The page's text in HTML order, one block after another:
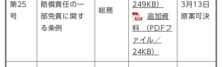
第25
号
賠償責任の一
部免責に関す
る条例
総務
249KB）
追加資
料 （PDFフ
ァイル／
24KB）
3月13日
原案可決